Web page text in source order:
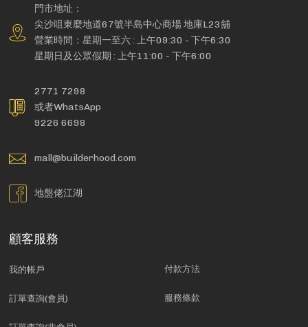
門市地址：
尖沙咀東麼地道67號半島中心商場 地庫L23舖
營業時間：星期一至六 : 上午09:30 - 下午6:30
星期日及公眾假期 : 上午11:00 - 下午6:00
2771 7298
或者WhatsApp
9226 6698
mall@builderhood.com
地盤佬江湖
顧客服務
我的帳戶
訂單查詢(會員)
付款方法
服務條款